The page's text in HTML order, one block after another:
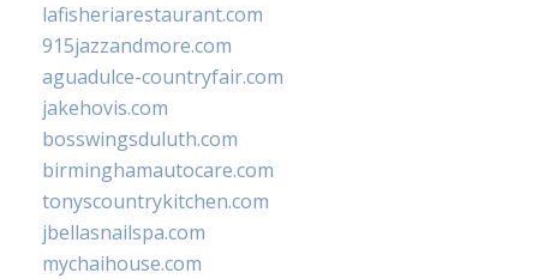
lafisheriarestaurant.com
915jazzandmore.com
aguadulce-countryfair.com
jakehovis.com
bosswingsduluth.com
birminghamautocare.com
tonyscountrykitchen.com
jbellasnailspa.com
mychaihouse.com